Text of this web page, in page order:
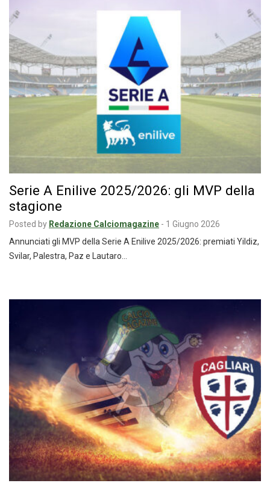
Serie A Enilive 2025/2026: gli MVP della
stagione
Posted by Redazione Calciomagazine - 1 Giugno 2026
Annunciati gli MVP della Serie A Enilive 2025/2026: premiati Yildiz,
Svilar, Palestra, Paz e Lautaro…